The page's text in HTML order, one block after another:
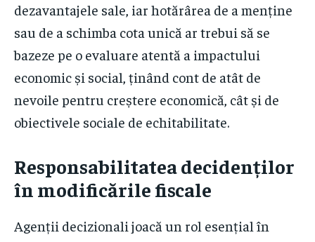
dezavantajele sale, iar hotărârea de a menține
sau de a schimba cota unică ar trebui să se
bazeze pe o evaluare atentă a impactului
economic și social, ținând cont de atât de
nevoile pentru creștere economică, cât și de
obiectivele sociale de echitabilitate.
Responsabilitatea decidenților
în modificările fiscale
Agenții decizionali joacă un rol esențial în